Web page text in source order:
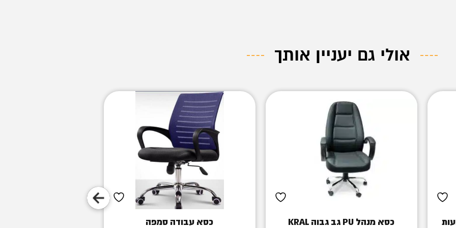
אולי גם יעניין אותך
כסא מנהל PU גב גבוה KRAL כסא עבודה סמפה